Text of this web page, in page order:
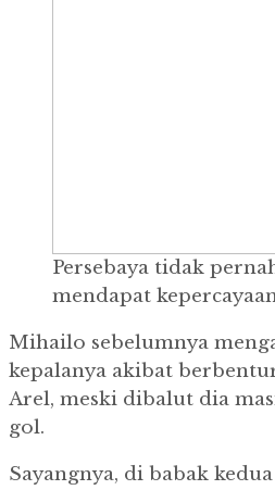
Persebaya tidak
mendapat
Mihailo sebelumnya
kepalanya akibat
Arel, meski dibalut dia
gol.
Sayangnya, di babak